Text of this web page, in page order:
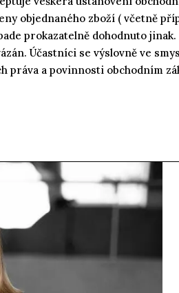
objednaného zboží ( včetně
prokazatelně dohodnuto jinak.
Účastníci se výslovně ve
a povinnosti obchodním